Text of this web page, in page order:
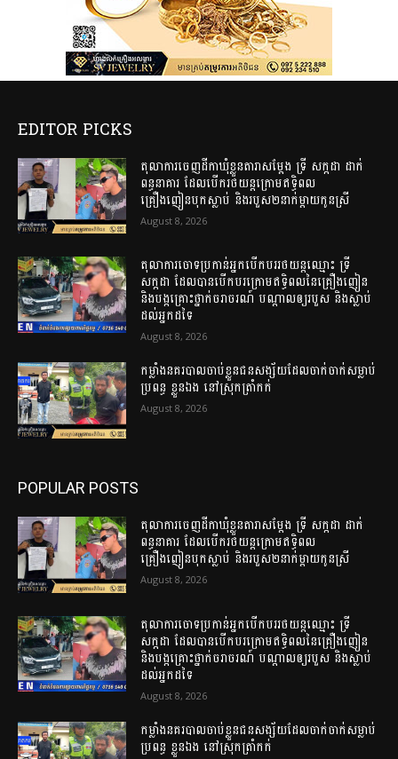
EDITOR PICKS
តុលាការចេញដីកាឃុំខ្លួនតារាសម្តែង ទ្រី សក្កដា ដាក់
ពន្ធនាគារ ដែលបើករថយន្តក្រោមឥទ្ធិពល
គ្រឿងញៀនបុកស្លាប់ និងរបួស២នាក់ម្តាយកូនស្រី
August 8, 2026
តុលាការចោទប្រកាន់អ្នកបើកបររថយន្តឈ្មោះ ទ្រី
សក្កដា ដែលបានបើកបរក្រោមឥទ្ធិពលនៃគ្រឿងញៀន
និងបង្កគ្រោះថ្នាក់ចរាចរណ៍ បណ្តាលឲ្យរបួស និងស្លាប់
ដល់អ្នកដទៃ
August 8, 2026
កម្លាំងនគរបាលចាប់ខ្លួនជនសង្ស័យដែលចាក់ចាក់សម្លាប់
ប្រពន្ធ ខ្លួនឯង នៅស្រុកត្រាំកក់
August 8, 2026
POPULAR POSTS
តុលាការចេញដីកាឃុំខ្លួនតារាសម្តែង ទ្រី សក្កដា ដាក់
ពន្ធនាគារ ដែលបើករថយន្តក្រោមឥទ្ធិពល
គ្រឿងញៀនបុកស្លាប់ និងរបួស២នាក់ម្តាយកូនស្រី
August 8, 2026
តុលាការចោទប្រកាន់អ្នកបើកបររថយន្តឈ្មោះ ទ្រី
សក្កដា ដែលបានបើកបរក្រោមឥទ្ធិពលនៃគ្រឿងញៀន
និងបង្កគ្រោះថ្នាក់ចរាចរណ៍ បណ្តាលឲ្យរបួស និងស្លាប់
ដល់អ្នកដទៃ
August 8, 2026
កម្លាំងនគរបាលចាប់ខ្លួនជនសង្ស័យដែលចាក់ចាក់សម្លាប់
ប្រពន្ធ ខ្លួនឯង នៅស្រុកត្រាំកក់